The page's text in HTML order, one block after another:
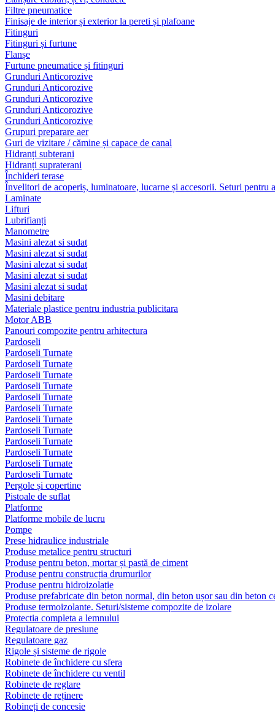
Filtre pneumatice
Finisaje de interior și exterior la pereti și plafoane
Fitinguri
Fitinguri și furtune
Flanșe
Furtune pneumatice și fitinguri
Grunduri Anticorozive
Grunduri Anticorozive
Grunduri Anticorozive
Grunduri Anticorozive
Grunduri Anticorozive
Grupuri preparare aer
Guri de vizitare / cămine și capace de canal
Hidranți subterani
Hidranți supraterani
Închideri terase
Învelitori de acoperiș, luminatoare, lucarne și accesorii. Seturi pentru
Laminate
Lifturi
Lubrifianți
Manometre
Masini alezat si sudat
Masini alezat si sudat
Masini alezat si sudat
Masini alezat si sudat
Masini alezat si sudat
Masini debitare
Materiale plastice pentru industria publicitara
Motor ABB
Panouri compozite pentru arhitectura
Pardoseli
Pardoseli Turnate
Pardoseli Turnate
Pardoseli Turnate
Pardoseli Turnate
Pardoseli Turnate
Pardoseli Turnate
Pardoseli Turnate
Pardoseli Turnate
Pardoseli Turnate
Pardoseli Turnate
Pardoseli Turnate
Pardoseli Turnate
Pergole și copertine
Pistoale de suflat
Platforme
Platforme mobile de lucru
Pompe
Prese hidraulice industriale
Produse metalice pentru structuri
Produse pentru beton, mortar și pastă de ciment
Produse pentru construcția drumurilor
Produse pentru hidroizolație
Produse prefabricate din beton normal, din beton ușor sau din beton
Produse termoizolante. Seturi/sisteme compozite de izolare
Protectia completa a lemnului
Regulatoare de presiune
Regulatoare gaz
Rigole și sisteme de rigole
Robinete de închidere cu sfera
Robinete de închidere cu ventil
Robinete de reglare
Robinete de reținere
Robineți de concesie